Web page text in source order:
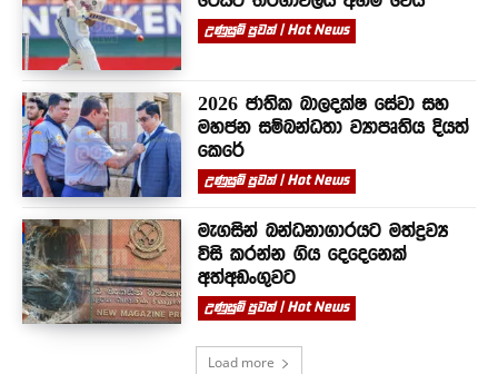
උණුසුම් පුවත් | Hot News
2026 ජාතික බාලදක්ෂ සේවා සහ
මහජන සම්බන්ධතා ව්‍යාපෘතිය දියත්
කෙරේ
උණුසුම් පුවත් | Hot News
මැගසින් බන්ධනාගාරයට මත්ද්‍රව්‍ය
විසි කරන්න ගිය දෙදෙනෙක්
අත්අඩංගුවට
උණුසුම් පුවත් | Hot News
Load more